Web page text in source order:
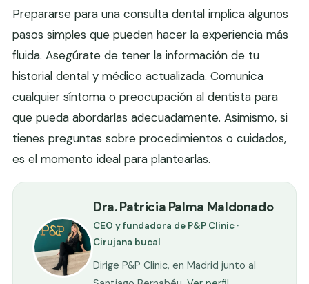
Prepararse para una consulta dental implica algunos
pasos simples que pueden hacer la experiencia más
fluida. Asegúrate de tener la información de tu
historial dental y médico actualizada. Comunica
cualquier síntoma o preocupación al dentista para
que pueda abordarlas adecuadamente. Asimismo, si
tienes preguntas sobre procedimientos o cuidados,
es el momento ideal para plantearlas.
Dra. Patricia Palma Maldonado
CEO y fundadora de P&P Clinic ·
Cirujana bucal
Dirige P&P Clinic, en Madrid junto al